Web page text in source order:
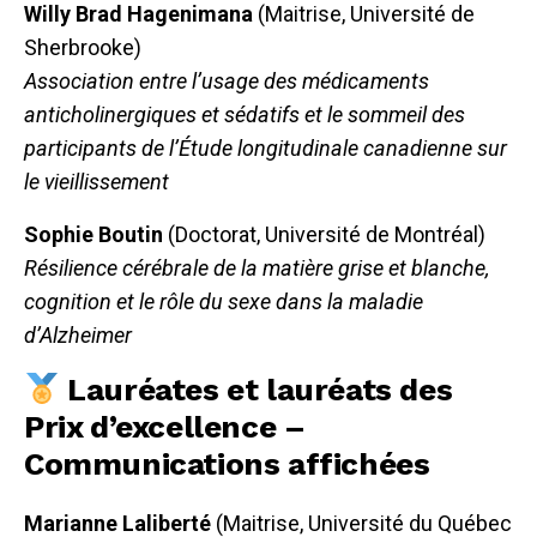
Willy Brad Hagenimana (Maitrise, Université de
Sherbrooke)
Association entre l’usage des médicaments
anticholinergiques et sédatifs et le sommeil des
participants de l’Étude longitudinale canadienne sur
le vieillissement
Sophie Boutin (Doctorat, Université de Montréal)
Résilience cérébrale de la matière grise et blanche,
cognition et le rôle du sexe dans la maladie
d’Alzheimer
Lauréates et lauréats des
Prix d’excellence –
Communications affichées
Marianne Laliberté (Maitrise, Université du Québec